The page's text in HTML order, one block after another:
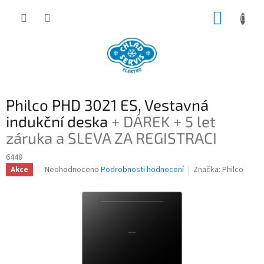
Philco PHD 3021 ES, Vestavná
indukční deska + DÁREK + 5 let
záruka a SLEVA ZA REGISTRACI
6448
Akce
Průměrné
Neohodnoceno Podrobnosti hodnocení Značka:Philco